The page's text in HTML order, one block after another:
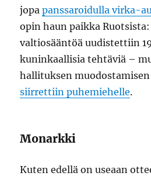
jopapanssaroidulla virka-
opin haun paikka
valtiosääntöä uudistettiin
kuninkaallisia tehtäviä –
hallituksen
siirrettiin puhemiehelle.
Monarkki
Kuten edellä on useaan